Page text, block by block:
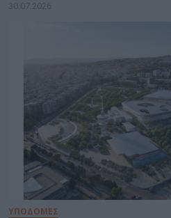
30.07.2026
ΥΠΟΔΟΜΕΣ